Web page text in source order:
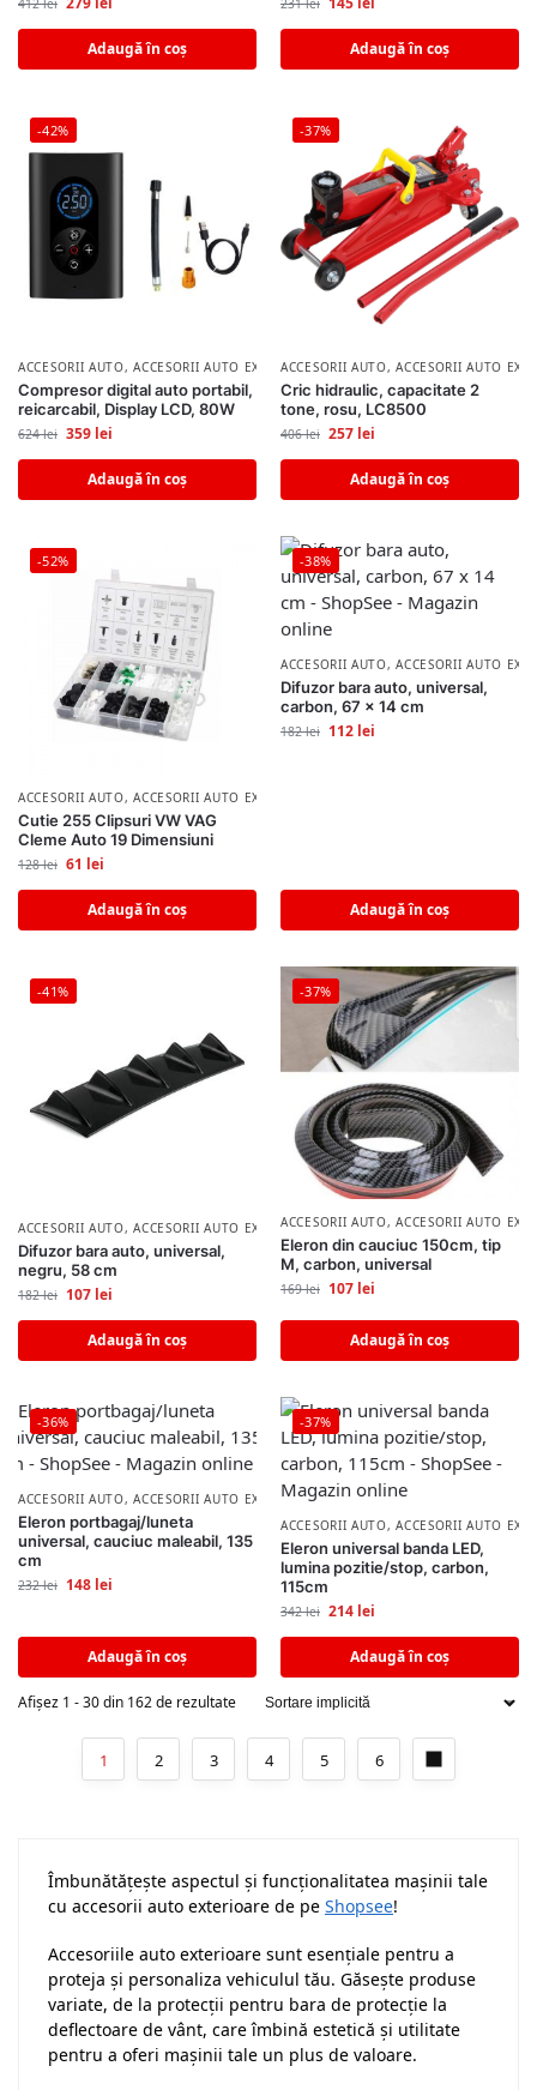
412lei
Adaugă în coș
231lei
Adaugă în coș
-42%
ACCESORII AUTO,ACCESORII AUTO EXTERIOR
Compresor digital auto portabil,
reicarcabil, Display LCD, 80W
624lei 359 lei
Adaugă în coș
-37%
ACCESORII AUTO,ACCESORII AUTO
Cric hidraulic, capacitate 2
tone, rosu, LC8500
406lei 257 lei
Adaugă în coș
-52%
ACCESORII AUTO,ACCESORII AUTO EXTERIOR
Cutie 255 Clipsuri VW VAG
Cleme Auto 19 Dimensiuni
128lei 61 lei
Adaugă în coș
-38%
ACCESORII AUTO,ACCESORII AUTO
Difuzor bara auto, universal,
carbon, 67 x 14 cm
182lei 112 lei
Adaugă în coș
-41%
ACCESORII AUTO,ACCESORII AUTO EXTERIOR
Difuzor bara auto, universal,
negru, 58 cm
182lei 107 lei
Adaugă în coș
-37%
ACCESORII AUTO,ACCESORII AUTO
Eleron din cauciuc 150cm, tip
M, carbon, universal
169lei 107 lei
Adaugă în coș
-36%
ACCESORII AUTO,ACCESORII AUTO EXTERIOR
Eleron portbagaj/luneta
universal, cauciuc maleabil, 135
cm
232lei 148 lei
Adaugă în coș
-37%
ACCESORII AUTO,ACCESORII AUTO
Eleron universal banda LED,
lumina pozitie/stop, carbon,
115cm
342lei 214 lei
Adaugă în coș
Afișez 1 - 30 din 162 de rezultate
1 2 3 4 5 6
Îmbunătățește aspectul și funcționalitatea mașinii tale
cu accesorii auto exterioare de pe Shopsee!
Accesoriile auto exterioare sunt esențiale pentru a
proteja și personaliza vehiculul tău. Găsește produse
variate, de la protecții pentru bara de protecție la
deflectoare de vânt, care îmbină estetică și utilitate
pentru a oferi mașinii tale un plus de valoare.